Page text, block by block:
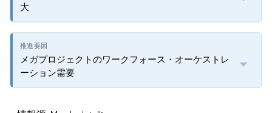
大
メガプロジェクトのワークフォース・オーケストレ
ーション需要